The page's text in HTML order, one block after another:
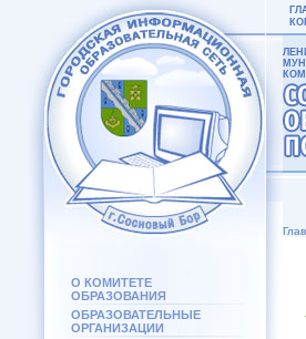
О КОМИТЕТЕ
ОБРАЗОВАНИЯ
ОБРАЗОВАТЕЛЬНЫЕ
ОРГАНИЗАЦИИ